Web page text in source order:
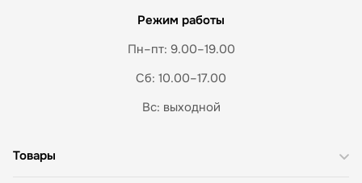
Режим работы
Пн–пт: 9.00–19.00
Сб: 10.00–17.00
Вс: выходной
Товары